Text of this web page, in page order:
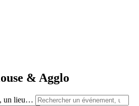
& Agglo
un lieu…